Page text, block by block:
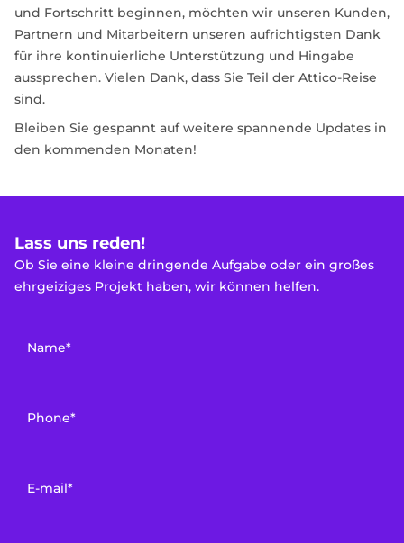
und Fortschritt beginnen, möchten wir unseren Kunden,
Partnern und Mitarbeitern unseren aufrichtigsten Dank
für ihre kontinuierliche Unterstützung und Hingabe
aussprechen. Vielen Dank, dass Sie Teil der Attico-Reise
sind.
Bleiben Sie gespannt auf weitere spannende Updates in
den kommenden Monaten!
Lass uns reden!
Ob Sie eine kleine dringende Aufgabe oder ein großes
ehrgeiziges Projekt haben, wir können helfen.
Name*
Phone*
E-mail*